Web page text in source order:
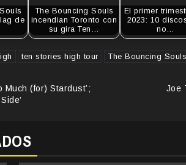
de
The Bouncing Souls
incendian Toronto con
su gira Ten…
El primer
2023: 10
no…
ten stories high tour The Bouncing Souls
Much (for) Stardust’;
Joe